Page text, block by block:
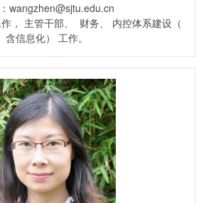
wangzhen@sjtu.edu.cn
， 主管干部、 财务、 内控体系建设（
含信息化） 工作。